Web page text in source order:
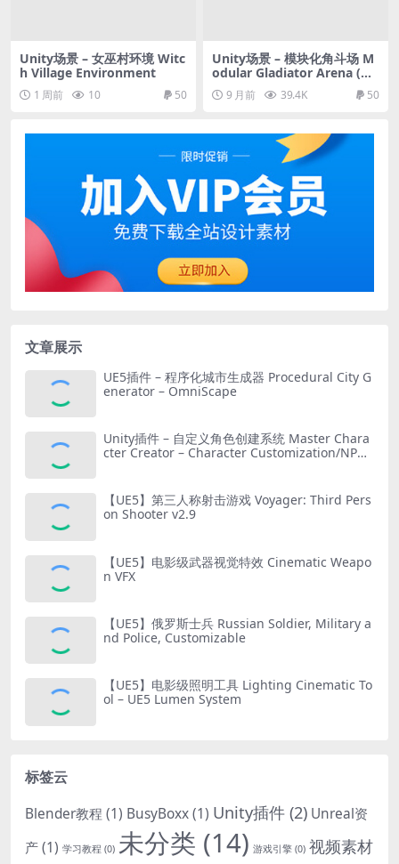
Unity场景 – 女巫村环境 Witc
h Village Environment
1 周前 10 50
Unity场景 – 模块化角斗场 M
odular Gladiator Arena (Gl
adiator Arena, Arena, Colo
sseum Arena)
9 月前 39.4K 50
文章展示
UE5插件 – 程序化城市生成器 Procedural City G
enerator – OmniScape
Unity插件 – 自定义角色创建系统 Master Chara
cter Creator – Character Customization/NPC
【UE5】第三人称射击游戏 Voyager: Third Pers
on Shooter v2.9
【UE5】电影级武器视觉特效 Cinematic Weapo
n VFX
【UE5】俄罗斯士兵 Russian Soldier, Military a
nd Police, Customizable
【UE5】电影级照明工具 Lighting Cinematic To
ol – UE5 Lumen System
标签云
Blender教程 (1) BusyBoxx(1) Unity插件 (2) Unreal资
产(1) 学习教程 (0) 未分类 (14) 游戏引擎 (0) 视频素材